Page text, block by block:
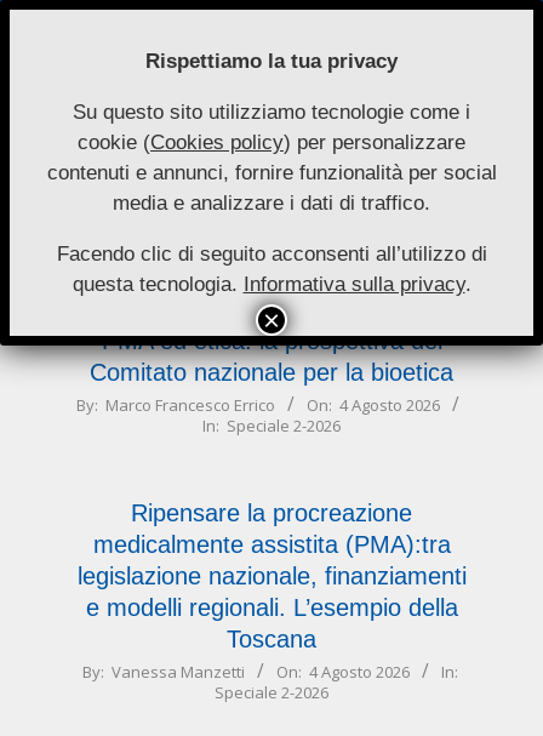
Skip
Nuove
Autonomie
Primary
Navigation
Menu
PMA ed etica: la prospettiva del
Comitato nazionale per la bioetica
2026-
By: Marco Francesco Errico On: 4 Agosto 2026
In: Speciale 2-2026
Ripensare la procreazione
medicalmente assistita (PMA):tra
legislazione nazionale, finanziamenti
e modelli regionali. L’esempio della
Toscana
2026-
By: Vanessa Manzetti On: 4 Agosto 2026
In:
Speciale 2-2026
Rispettiamo la tua privacy
Su questo sito utilizziamo tecnologie come i
cookie (Cookies policy) per personalizzare
contenuti e annunci, fornire funzionalità per social
media e analizzare i dati di traffico.
Facendo clic di seguito acconsenti all’utilizzo di
questa tecnologia. Informativa sulla privacy.